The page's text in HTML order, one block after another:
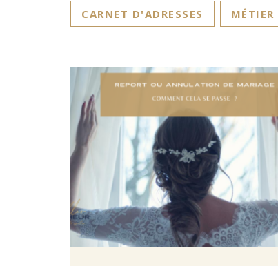
CARNET D'ADRESSES MÉTIER